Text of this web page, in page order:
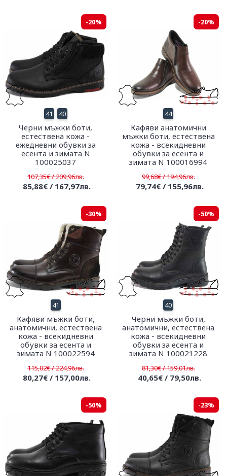
-20%
41 40
Черни мъжки боти,
естествена кожа -
ежедневни обувки за
есента и зимата N
100025037
107,35€ / 209,96лв.
85,88€ / 167,97лв.
-20%
44
Кафяви анатомични
мъжки боти, естествена
кожа - всекидневни
обувки за есента и
зимата N 100016994
99,68€ / 194,96лв.
79,74€ / 155,96лв.
-30%
41
Кафяви мъжки боти,
анатомични, естествена
кожа - всекидневни
обувки за есента и
зимата N 100022594
115,02€ / 224,96лв.
80,27€ / 157,00лв.
-50%
40
Черни мъжки боти,
анатомични, естествена
кожа - всекидневни
обувки за есента и
зимата N 100021228
81,30€ / 159,01лв.
40,65€ / 79,50лв.
-50% -23%